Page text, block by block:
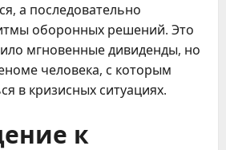
а последовательно
оборонных решений. Это
мгновенные дивиденды, но
человека, с которым
в кризисных ситуациях.
к